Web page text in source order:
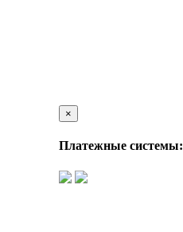
×
Платежные системы: